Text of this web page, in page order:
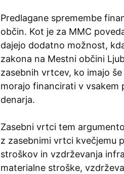
Predlagane spremembe
občin. Kot je za MMC
dajejo dodatno možnost,
zakona na Mestni občini
zasebnih vrtcev, ko imajo
morajo financirati v vsakem
denarja.
Zasebni vrtci tem
z zasebnimi vrtci kvečjemu
stroškov in vzdrževanja
materialne stroške,